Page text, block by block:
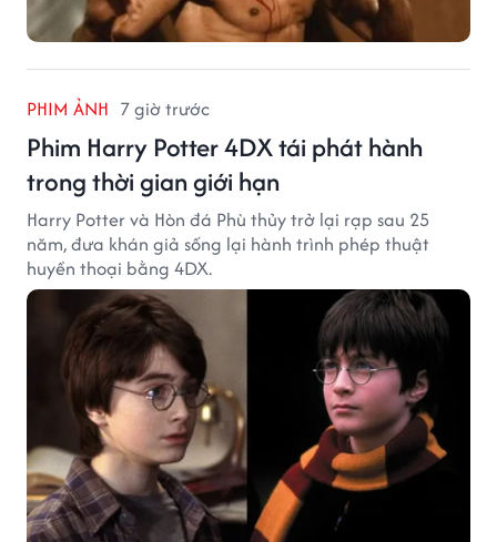
PHIM ẢNH 7 giờ trước
Phim Harry Potter 4DX tái phát hành
trong thời gian giới hạn
Harry Potter và Hòn đá Phù thủy trở lại rạp sau 25
năm, đưa khán giả sống lại hành trình phép thuật
huyền thoại bằng 4DX.